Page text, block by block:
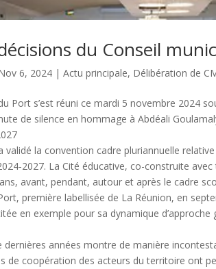
du Conseil
6, 2024 |Actu principale, Délibération de
Port s’est réuni ce mardi 5 novembre 2024
de silence en hommage à Abdéali
validé la convention cadre pluriannuelle
2027. La Cité éducative, co-construite
avant, pendant, autour et après le cadre
première labellisée de La Réunion, en
en exemple pour sa dynamique
dernières années montre de manière
de coopération des acteurs du territoire ont